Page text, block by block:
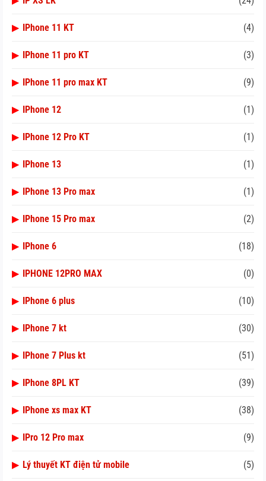
▶ IPhone 11 KT (4)
▶ IPhone 11 pro KT (3)
▶ IPhone 11 pro max KT (9)
▶ IPhone 12 (1)
▶ IPhone 12 Pro KT (1)
▶ IPhone 13 (1)
▶ IPhone 13 Pro max (1)
▶ IPhone 15 Pro max (2)
▶ IPhone 6 (18)
▶ IPHONE 12PRO MAX (0)
▶ IPhone 6 plus (10)
▶ IPhone 7 kt (30)
▶ IPhone 7 Plus kt (51)
▶ IPhone 8PL KT (39)
▶ IPhone xs max KT (38)
▶ IPro 12 Pro max (9)
▶ Lý thuyết KT điện tử mobile (5)